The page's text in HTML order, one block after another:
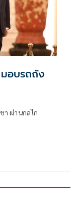
ผ่านกลไก